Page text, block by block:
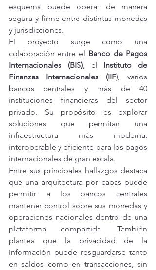
esquema puede operar de manera
segura y firme entre distintas monedas
y jurisdicciones.
El proyecto surge como una
colaboración entre el Banco de Pagos
Internacionales (BIS), el Instituto de
Finanzas Internacionales (IIF), varios
bancos centrales y más de 40
instituciones financieras del sector
privado. Su propósito es explorar
soluciones que permitan una
infraestructura más moderna,
interoperable y eficiente para los pagos
internacionales de gran escala.
Entre sus principales hallazgos destaca
que una arquitectura por capas puede
permitir a los bancos centrales
mantener control sobre sus monedas y
operaciones nacionales dentro de una
plataforma compartida. También
plantea que la privacidad de la
información puede resguardarse tanto
en saldos como en transacciones, sin